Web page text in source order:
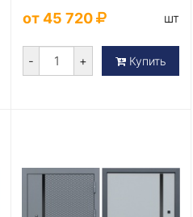
от 45 720 шт
- + Купить